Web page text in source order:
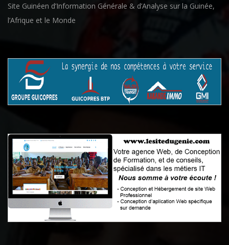
Site Guinéen d’Information Générale & d’Analyse sur la Guinée,
l’Afrique et le Monde